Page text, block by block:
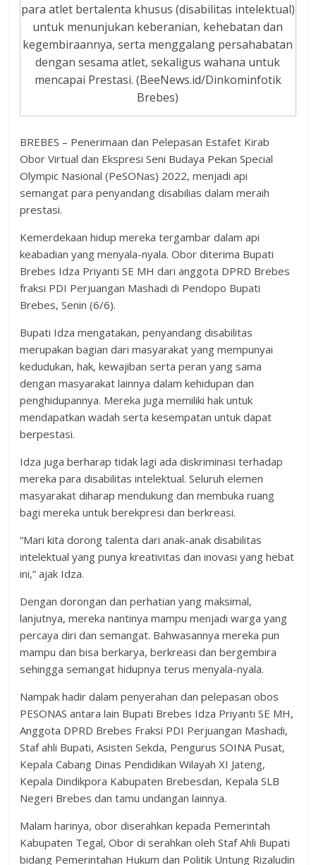
para atlet bertalenta khusus (disabilitas intelektual)
untuk menunjukan keberanian, kehebatan dan
kegembiraannya, serta menggalang persahabatan
dengan sesama atlet, sekaligus wahana untuk
mencapai Prestasi. (BeeNews.id/Dinkominfotik
Brebes)
BREBES – Penerimaan dan Pelepasan Estafet Kirab
Obor Virtual dan Ekspresi Seni Budaya Pekan Special
Olympic Nasional (PeSONas) 2022, menjadi api
semangat para penyandang disabilias dalam meraih
prestasi.
Kemerdekaan hidup mereka tergambar dalam api
keabadian yang menyala-nyala. Obor diterima Bupati
Brebes Idza Priyanti SE MH dari anggota DPRD Brebes
fraksi PDI Perjuangan Mashadi di Pendopo Bupati
Brebes, Senin (6/6).
Bupati Idza mengatakan, penyandang disabilitas
merupakan bagian dari masyarakat yang mempunyai
kedudukan, hak, kewajiban serta peran yang sama
dengan masyarakat lainnya dalam kehidupan dan
penghidupannya. Mereka juga memiliki hak untuk
mendapatkan wadah serta kesempatan untuk dapat
berpestasi.
Idza juga berharap tidak lagi ada diskriminasi terhadap
mereka para disabilitas intelektual. Seluruh elemen
masyarakat diharap mendukung dan membuka ruang
bagi mereka untuk berekpresi dan berkreasi.
“Mari kita dorong talenta dari anak-anak disabilitas
intelektual yang punya kreativitas dan inovasi yang hebat
ini,” ajak Idza.
Dengan dorongan dan perhatian yang maksimal,
lanjutnya, mereka nantinya mampu menjadi warga yang
percaya diri dan semangat. Bahwasannya mereka pun
mampu dan bisa berkarya, berkreasi dan bergembira
sehingga semangat hidupnya terus menyala-nyala.
Nampak hadir dalam penyerahan dan pelepasan obos
PESONAS antara lain Bupati Brebes Idza Priyanti SE MH,
Anggota DPRD Brebes Fraksi PDI Perjuangan Mashadi,
Staf ahli Bupati, Asisten Sekda, Pengurus SOINA Pusat,
Kepala Cabang Dinas Pendidikan Wilayah XI Jateng,
Kepala Dindikpora Kabupaten Brebesdan, Kepala SLB
Negeri Brebes dan tamu undangan lainnya.
Malam harinya, obor diserahkan kepada Pemerintah
Kabupaten Tegal, Obor di serahkan oleh Staf Ahli Bupati
bidang Pemerintahan Hukum dan Politik Untung Rizaludin